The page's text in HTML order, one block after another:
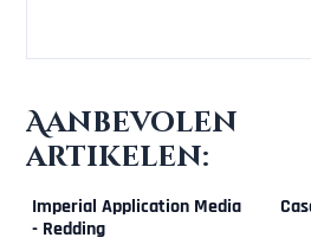
Aanbevolen
artikelen:
Imperial Application Media
- Redding